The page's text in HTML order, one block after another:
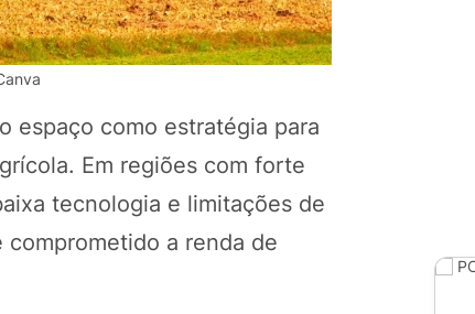
espaço como estratégia para
Em regiões com forte
tecnologia e limitações de
a renda de